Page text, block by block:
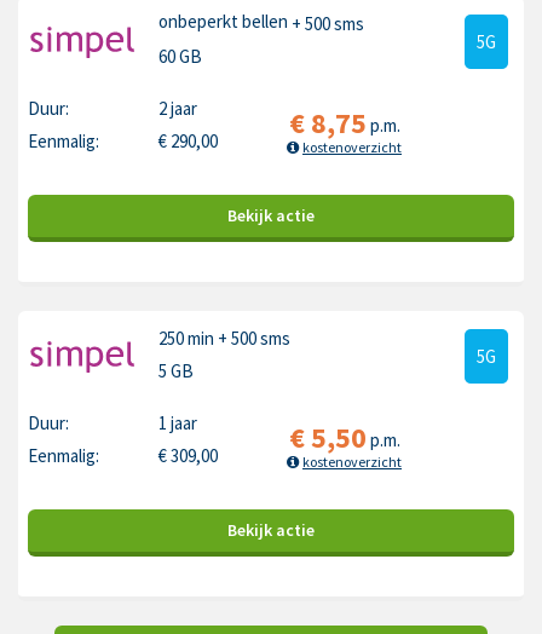
onbeperkt bellen + 500 sms
60 GB
5G
Duur:
2 jaar
Eenmalig:
€ 290,00 €8,75 p.m.
kostenoverzicht
Bekijk actie
250 min + 500 sms
5 GB
5G
Duur:
1 jaar
Eenmalig:
€309,00 €5,50 p.m.
kostenoverzicht
Bekijk actie